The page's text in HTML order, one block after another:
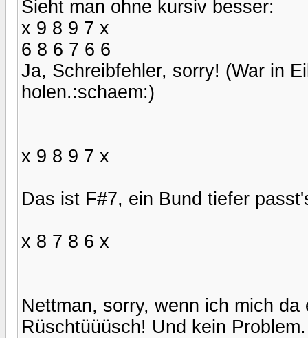
Sieht man ohne kursiv besser:
x 9 8 9 7 x
6 8 6 7 6 6
Ja, Schreibfehler, sorry! (War in
holen.:schaem:)
x 9 8 9 7 x
Das ist F#7, ein Bund tiefer
x 8 7 8 6 x
Nettman, sorry, wenn ich mich da
Rüschtüüüsch! Und kein Problem.